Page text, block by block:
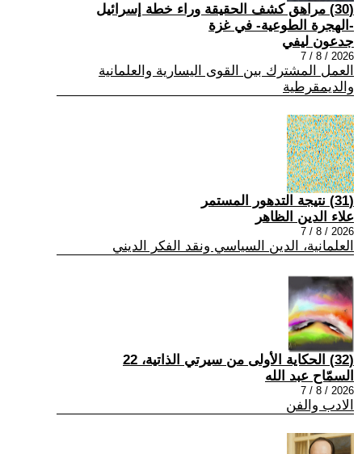
(30) مراهق كشف الحقيقة وراء خطة إسرائيل
-الهجرة الطوعية- في غزة
جدعون ليفي
2026 / 8 / 7
العمل المشترك بين القوى اليسارية والعلمانية
والديمقرطية
(31) نتيجة التدهور المستمر
علاء الدين الظاهر
2026 / 8 / 7
العلمانية، الدين السياسي ونقد الفكر الديني
(32) الحكاية الأولى من سيرتي الذاتية، 22
السمّاح عبد الله
2026 / 8 / 7
الادب والفن